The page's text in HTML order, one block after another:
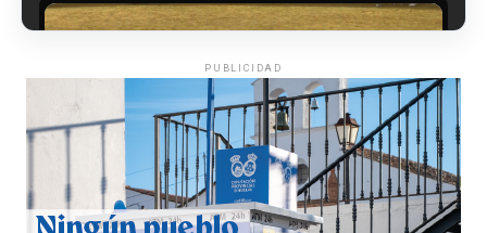
QUINTA CORRIDA DE LAS FIESTAS COLOMBINAS
2026
PUBLICIDAD